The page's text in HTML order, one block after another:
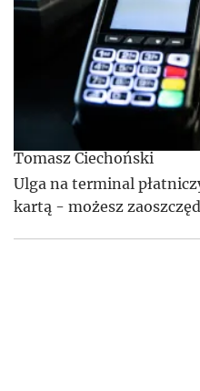
Tomasz Ciechoński
Ulga na terminal
kartą - możesz